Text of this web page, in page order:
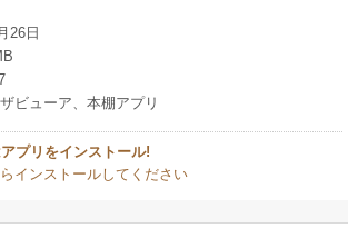
26日
ビューア、本棚アプリ
プリをインストール!
インストールしてください